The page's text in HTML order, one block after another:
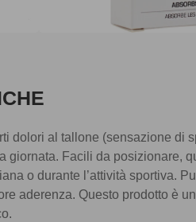
dolori al tallone (sensazione di
giornata. Facili da posizionare,
o durante l’attività sportiva.
aderenza. Questo prodotto è